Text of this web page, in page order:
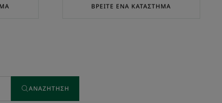
ΒΡΕΊΤΕ ΈΝΑ ΚΑΤΆΣΤΗΜΑ
ΑΝΑΖΉΤΗΣΗ